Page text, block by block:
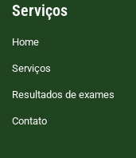
Serviços
Home
Serviços
Resultados de exames
Contato